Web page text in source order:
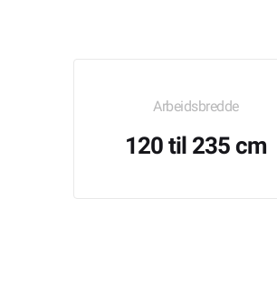
Arbeidsbredde
120 til 235 cm